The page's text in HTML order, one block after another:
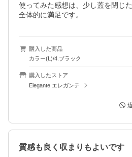
使ってみた感想は、少し蓋を閉じ
全体的に満足です。
購入した商品
カラー(L)/4.ブラック
購入したストア
Elegante エレガンテ
質感も良く収まりもよいです